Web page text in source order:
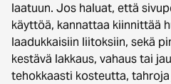
laatuun. Jos haluat, että
käyttöä, kannattaa kiinnittää
laadukkaisiin liitoksiin, sekä
kestävä lakkaus, vahaus tai
tehokkaasti kosteutta, tahroja